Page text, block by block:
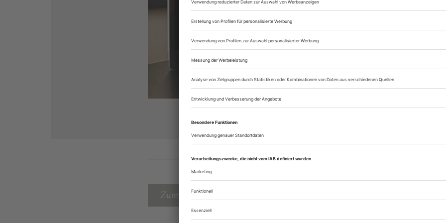
Zugang zum
Theater heute
Sie können alle Vorteile
sofort nutzen
Digital-Abo testen
Zum Inhaltsverzeichnis